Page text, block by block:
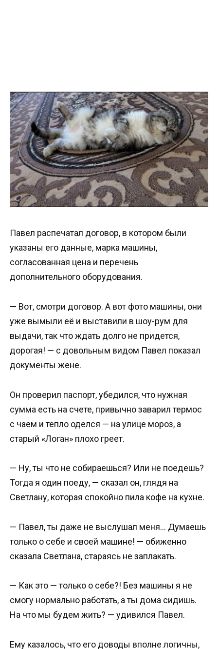
Павел распечатал договор, в котором были
указаны его данные, марка машины,
согласованная цена и перечень
дополнительного оборудования.
— Вот, смотри договор. А вот фото машины, они
уже вымыли её и выставили в шоу-рум для
выдачи, так что ждать долго не придется,
дорогая! — с довольным видом Павел показал
документы жене.
Он проверил паспорт, убедился, что нужная
сумма есть на счете, привычно заварил термос
с чаем и тепло оделся — на улице мороз, а
старый «Логан» плохо греет.
— Ну, ты что не собираешься? Или не поедешь?
Тогда я один поеду, — сказал он, глядя на
Светлану, которая спокойно пила кофе на кухне.
— Павел, ты даже не выслушал меня… Думаешь
только о себе и своей машине! — обиженно
сказала Светлана, стараясь не заплакать.
— Как это — только о себе?! Без машины я не
смогу нормально работать, а ты дома сидишь.
На что мы будем жить? — удивился Павел.
Ему казалось, что его доводы вполне логичны,